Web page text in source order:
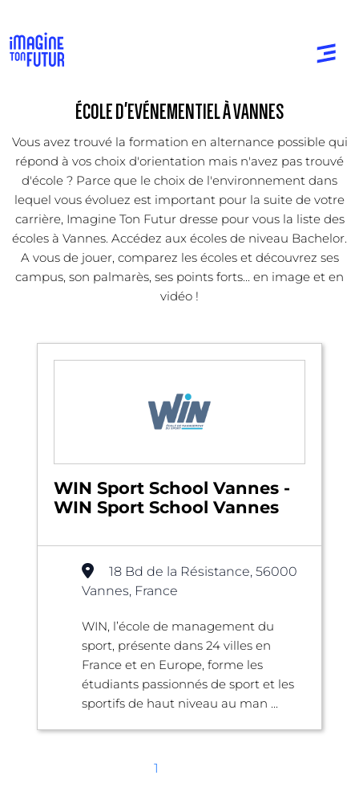
ÉCOLE D'EVÉNEMENTIEL À VANNES
Vous avez trouvé la formation en alternance possible qui
répond à vos choix d'orientation mais n'avez pas trouvé
d'école ? Parce que le choix de l'environnement dans
lequel vous évoluez est important pour la suite de votre
carrière, Imagine Ton Futur dresse pour vous la liste des
écoles à Vannes. Accédez aux écoles de niveau Bachelor.
A vous de jouer, comparez les écoles et découvrez ses
campus, son palmarès, ses points forts... en image et en
vidéo !
WIN Sport School Vannes -
WIN Sport School Vannes
18 Bd de la Résistance, 56000
Vannes, France
WIN, l’école de management du
sport, présente dans 24 villes en
France et en Europe, forme les
étudiants passionnés de sport et les
sportifs de haut niveau au man ...
1